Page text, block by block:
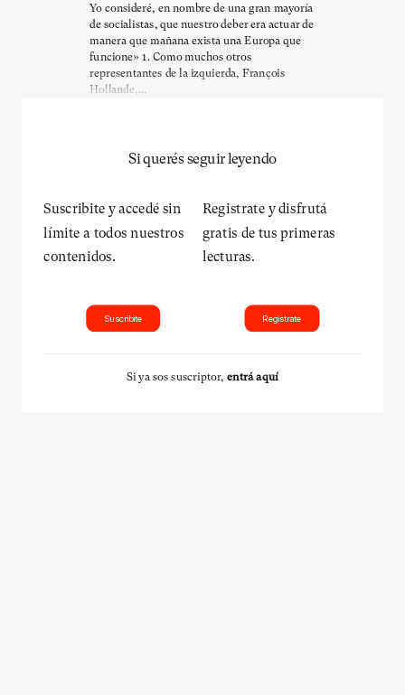
Yo consideré, en nombre de una gran mayoría
de socialistas, que nuestro deber era actuar de
manera que mañana exista una Europa que
funcione» 1. Como muchos otros
representantes de la izquierda, François
Hollande,...
Si querés seguir leyendo
Suscribite y accedé sin
límite a todos nuestros
contenidos.
Suscribite
Registrate y disfrutá
gratis de tus primeras
lecturas.
Registrate
Si ya sos suscriptor, entrá aquí